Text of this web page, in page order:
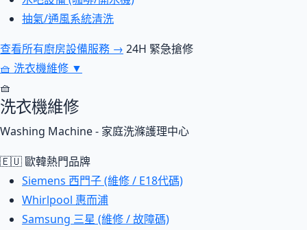
抽氣/通風系統清洗
查看所有廚房設備服務 → 24H 緊急搶修
🧺 洗衣機維修 ▼
🧺
洗衣機維修
Washing Machine - 家庭洗滌護理中心
🇪🇺 歐韓熱門品牌
Siemens 西門子 (維修 / E18代碼)
Whirlpool 惠而浦
Samsung 三星 (維修 / 故障碼)